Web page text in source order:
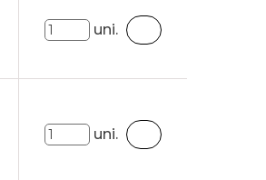
uni.
uni.